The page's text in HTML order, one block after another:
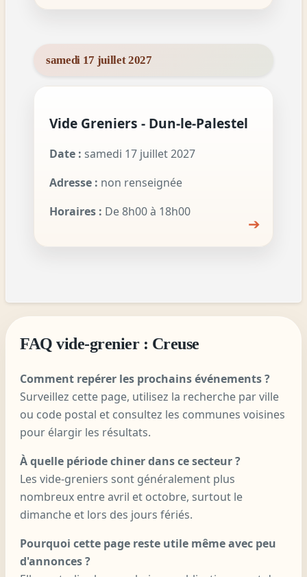
samedi 17 juillet 2027
Vide Greniers - Dun-le-Palestel
Date : samedi 17 juillet 2027
Adresse : non renseignée
Horaires : De 8h00 à 18h00
➔
FAQ vide-grenier : Creuse
Comment repérer les prochains événements ?
Surveillez cette page, utilisez la recherche par ville
ou code postal et consultez les communes voisines
pour élargir les résultats.
À quelle période chiner dans ce secteur ?
Les vide-greniers sont généralement plus
nombreux entre avril et octobre, surtout le
dimanche et lors des jours fériés.
Pourquoi cette page reste utile même avec peu
d'annonces ?